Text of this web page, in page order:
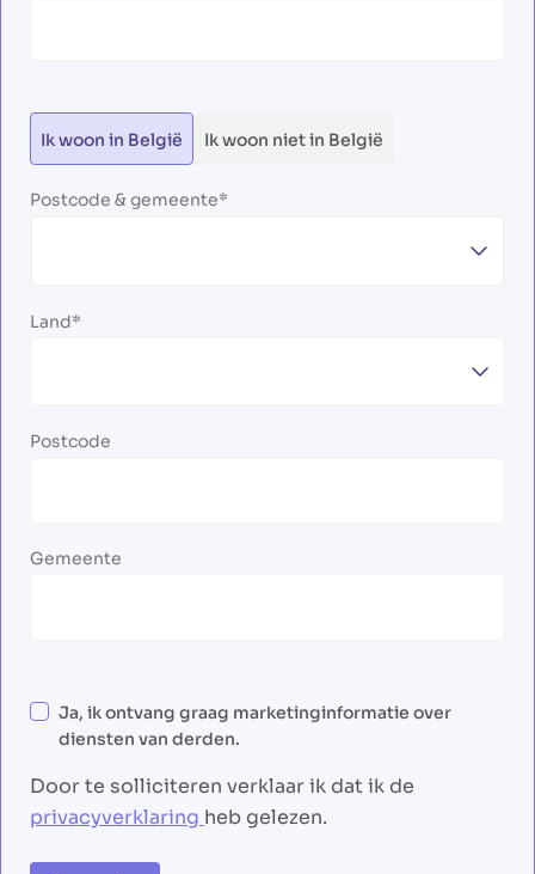
Ik woon in België Ik woon niet in België
Postcode & gemeente
Land
Postcode
Gemeente
Ja, ik ontvang graag marketinginformatie over
diensten van derden.
Door te solliciteren verklaar ik dat ik de
privacyverklaring heb gelezen.